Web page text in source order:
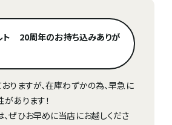
ト 20周年のお持ち込みありが
りますが、在庫わずかの為、早急に
あります！
ぜひお早めに当店にお越しくださ